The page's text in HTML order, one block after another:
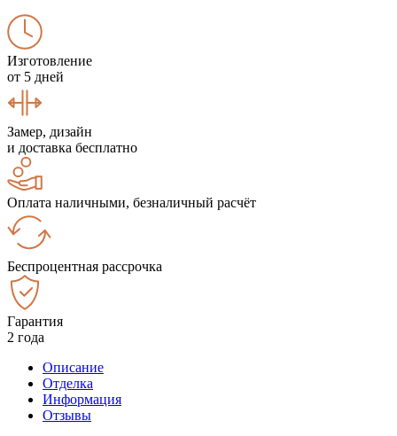
Изготовление
от 5 дней
Замер, дизайн
и доставка бесплатно
Оплата наличными, безналичный расчёт
Беспроцентная рассрочка
Гарантия
2 года
Описание
Отделка
Информация
Отзывы